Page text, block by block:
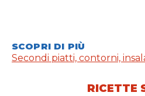
SCOPRI DI PIÙ
Secondi piatti, contorni,
RICETTE